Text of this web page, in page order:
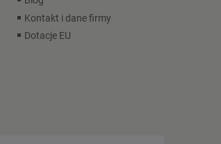
Kontakt i dane firmy
Dotacje EU